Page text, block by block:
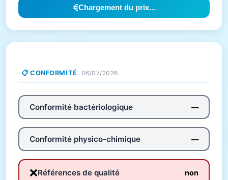
Chargement du prix...
📋 CONFORMITÉ 06/07/2026
Conformité bactériologique —
Conformité physico-chimique —
❌Références de qualité non